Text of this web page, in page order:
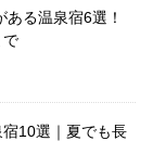
ある温泉宿6選！
で
10選｜夏でも長